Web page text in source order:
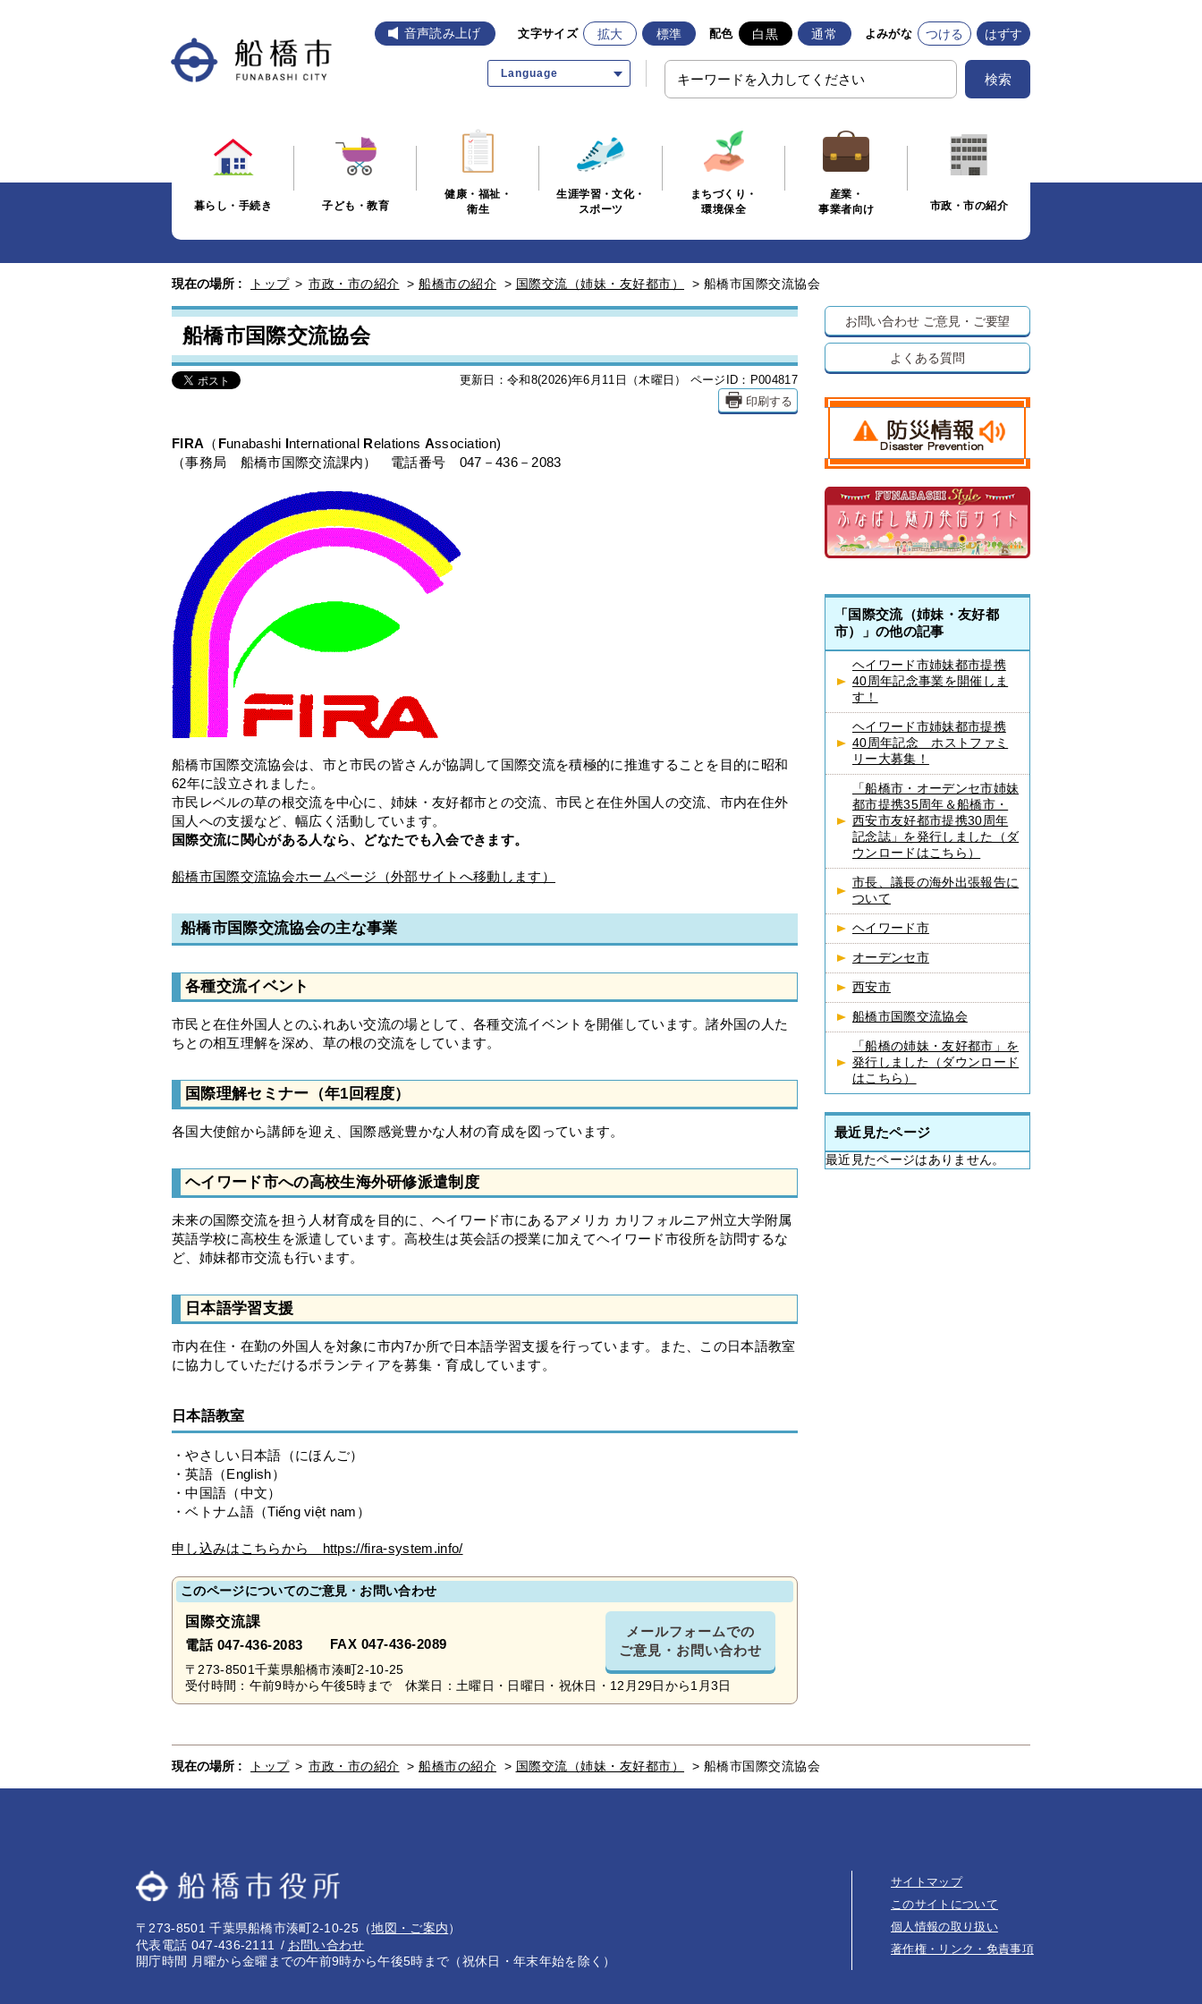
音声読み上げ 文字サイズ 拡大 標準 配色 白黒 通常 よみがな つける はずす
Language 検索
暮らし・手続き 子ども・教育
健康・福祉・
衛生
生涯学習・文化・
スポーツ
まちづくり・
環境保全
産業・
事業者向け
市政・市の紹介
現在の場所 : トップ > 市政・市の紹介 > 船橋市の紹介 > 国際交流（姉妹・友好都市） > 船橋市国際交流協会
船橋市国際交流協会
更新日：令和8(2026)年6月11日（木曜日） ページID：P004817
印刷する
FIRA （ Funabashi nternational Relations Association)
（事務局 船橋市国際交流課内） 電話番号 047－436－2083
船橋市国際交流協会は、市と市民の皆さんが協調して国際交流を積極的に推進することを目的に昭和
62年に設立されました。
市民レベルの草の根交流を中心に、姉妹・友好都市との交流、市民と在住外国人の交流、市内在住外
国人への支援など、幅広く活動しています。
国際交流に関心がある人なら、どなたでも入会できます。
船橋市国際交流協会ホームページ（外部サイトへ移動します）
船橋市国際交流協会の主な事業
各種交流イベント
市民と在住外国人とのふれあい交流の場として、各種交流イベントを開催しています。諸外国の人た
ちとの相互理解を深め、草の根の交流をしています。
国際理解セミナー（年1回程度）
各国大使館から講師を迎え、国際感覚豊かな人材の育成を図っています。
ヘイワード市への高校生海外研修派遣制度
未来の国際交流を担う人材育成を目的に、ヘイワード市にあるアメリカ カリフォルニア州立大学附属
英語学校に高校生を派遣しています。高校生は英会話の授業に加えてヘイワード市役所を訪問するな
ど、姉妹都市交流も行います。
日本語学習支援
市内在住・在勤の外国人を対象に市内7か所で日本語学習支援を行っています。また、この日本語教室
に協力していただけるボランティアを募集・育成しています。
日本語教室
・やさしい日本語（にほんご）
・英語（English）
・中国語（中文）
・ベトナム語（Tiếng việt nam）
申し込みはこちらから https://fira-system.info/
このページについてのご意見・お問い合わせ
国際交流課
電話 047-436-2083 FAX 047-436-2089
メールフォームでの
ご意見・お問い合わせ
〒273-8501千葉県船橋市湊町2-10-25
受付時間：午前9時から午後5時まで 休業日：土曜日・日曜日・祝休日・12月29日から1月3日
お問い合わせ ご意見・ご要望
よくある質問
「国際交流（姉妹・友好都
市）」の他の記事
ヘイワード市姉妹都市提携
40周年記念事業を開催しま
す！
ヘイワード市姉妹都市提携
40周年記念 ホストファミ
リー大募集！
「船橋市・オーデンセ市姉妹
都市提携35周年＆船橋市・
西安市友好都市提携30周年
記念誌」を発行しました（ダ
ウンロードはこちら）
市長、議長の海外出張報告に
ついて
ヘイワード市
オーデンセ市
西安市
船橋市国際交流協会
「船橋の姉妹・友好都市」を
発行しました（ダウンロード
はこちら）
最近見たページ
最近見たページはありません。
現在の場所 : トップ > 市政・市の紹介 > 船橋市の紹介 > 国際交流（姉妹・友好都市） > 船橋市国際交流協会
〒273-8501 千葉県船橋市湊町2-10-25 （地図・ご案内）
代表電話 047-436-2111
お問い合わせ
開庁時間 月曜から金曜までの午前9時から午後5時まで（祝休日・年末年始を除く）
サイトマップ
このサイトについて
個人情報の取り扱い
著作権・リンク・免責事項